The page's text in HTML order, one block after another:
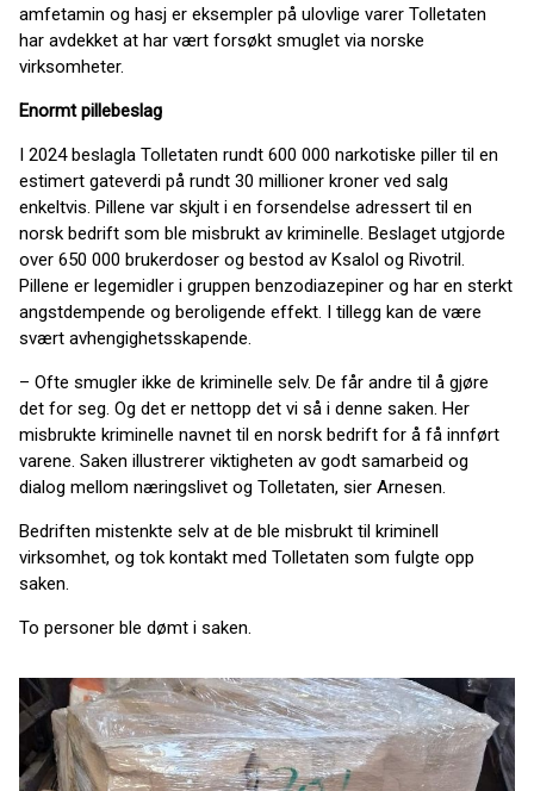
amfetamin og hasj er eksempler på ulovlige varer Tolletaten
har avdekket at har vært forsøkt smuglet via norske
virksomheter.
Enormt pillebeslag
I 2024 beslagla Tolletaten rundt 600 000 narkotiske piller til en
estimert gateverdi på rundt 30 millioner kroner ved salg
enkeltvis. Pillene var skjult i en forsendelse adressert til en
norsk bedrift som ble misbrukt av kriminelle. Beslaget utgjorde
over 650 000 brukerdoser og bestod av Ksalol og Rivotril.
Pillene er legemidler i gruppen benzodiazepiner og har en sterkt
angstdempende og beroligende effekt. I tillegg kan de være
svært avhengighetsskapende.
– Ofte smugler ikke de kriminelle selv. De får andre til å gjøre
det for seg. Og det er nettopp det vi så i denne saken. Her
misbrukte kriminelle navnet til en norsk bedrift for å få innført
varene. Saken illustrerer viktigheten av godt samarbeid og
dialog mellom næringslivet og Tolletaten, sier Arnesen.
Bedriften mistenkte selv at de ble misbrukt til kriminell
virksomhet, og tok kontakt med Tolletaten som fulgte opp
saken.
To personer ble dømt i saken.